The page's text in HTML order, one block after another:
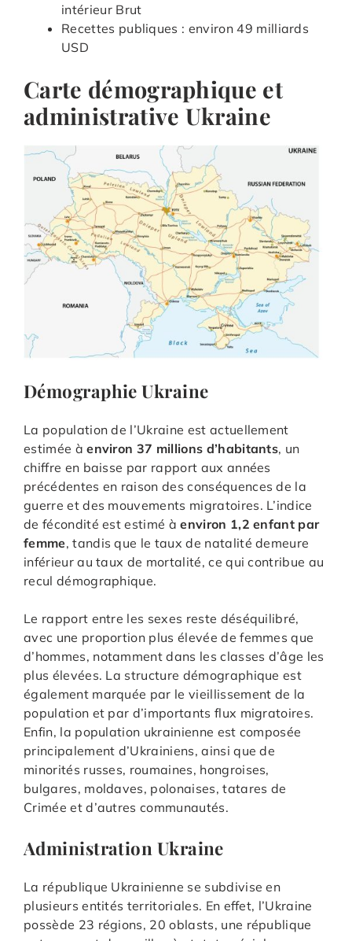
intérieur Brut
Recettes publiques : environ 49 milliards
USD
Carte démographique et
administrative Ukraine
Démographie Ukraine
La population de l’Ukraine est actuellement
estimée àenviron 37 millions d’habitants, un
chiffre en baisse par rapport aux années
précédentes en raison des conséquences de la
guerre et des mouvements migratoires. L’indice
de fécondité est estimé àenviron 1,2 enfant par
femme, tandis que le taux de natalité demeure
inférieur au taux de mortalité, ce qui contribue au
recul démographique.
Le rapport entre les sexes reste déséquilibré,
avec une proportion plus élevée de femmes que
d’hommes, notamment dans les classes d’âge les
plus élevées. La structure démographique est
également marquée par le vieillissement de la
population et par d’importants flux migratoires.
Enfin, la population ukrainienne est composée
principalement d’Ukrainiens, ainsi que de
minorités russes, roumaines, hongroises,
bulgares, moldaves, polonaises, tatares de
Crimée et d’autres communautés.
Administration Ukraine
La république Ukrainienne se subdivise en
plusieurs entités territoriales. En effet, l’Ukraine
possède 23 régions, 20 oblasts, une république